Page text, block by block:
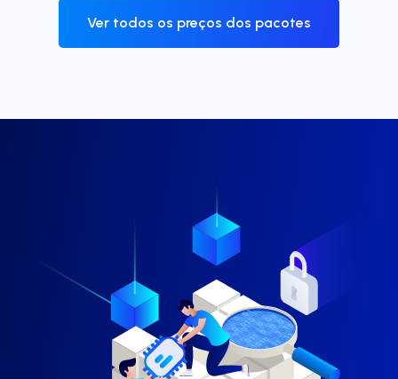
Ver todos os preços dos pacotes